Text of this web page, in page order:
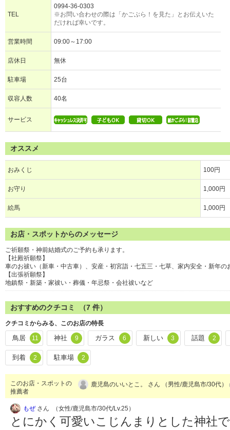
TEL
0994-36-0303
※お問い合わせの際は「かごぶら！を見た」とお伝えいた
だければ幸いです。
営業時間 09:00～17:00
店休日 無休
駐車場 25台
収容人数 40名
サービス
オススメ
おみくじ 100円
お守り 1,000円
絵馬 1,000円
お店・スポットからのメッセージ
ご祈願祭・神前結婚式のご予約も承ります。
【社殿祈願祭】
車のお祓い（新車・中古車）、安産・初宮詣・七五三・七草、家内安全・新年の
【出張祈願祭】
地鎮祭・新築・家祓い・葬儀・年忌祭・会社祓いなど
おすすめのクチコミ （7 件）
クチコミからみる、このお店の特長
鳥居 11 神社 9 ガラス 6 新しい 3 話題 2
到着 2 駐車場 2
このお店・スポットの
推薦者
鹿児島のいいとこ。 さん （男性/鹿児島市/30代）
もぜさん （女性/鹿児島市/30代/Lv.25）
とにかく可愛いこじんまりとした神社